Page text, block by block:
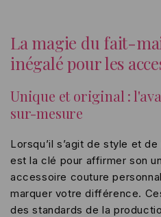
La magie du fait-
inégalé pour les
Unique et original :
sur-mesure
Lorsqu’il s’agit de style et
est la clé pour affirmer son
accessoire couture
marquer votre différence.
des standards de la